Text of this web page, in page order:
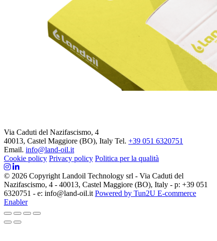
Via Caduti del Nazifascismo, 4
40013, Castel Maggiore (BO), Italy Tel. +39 051 6320751
Email. info@land-oil.it
Cookie policy Privacy policy Politica per la qualità
© 2026 Copyright Landoil Technology srl - Via Caduti del
Nazifascismo, 4 - 40013, Castel Maggiore (BO), Italy - p: +39 051
6320751 - e: info@land-oil.it Powered by Tun2U E-commerce
Enabler